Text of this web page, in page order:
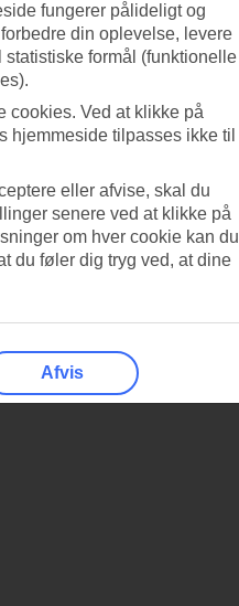
fungerer pålideligt og
din oplevelse, levere
formål (funktionelle
cookies. Ved at klikke på
hjemmeside tilpasses ikke til
eller afvise, skal du
senere ved at klikke på
om hver cookie kan du
du føler dig tryg ved, at dine
Afvis